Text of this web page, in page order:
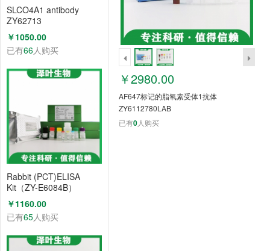
SLCO4A1 antibody
ZY62713
￥1050.00
已有66人购买
Rabbit (PCT)ELISA
Kit（ZY-E6084B）
￥1160.00
已有65人购买
￥2980.00
AF647标记的脂氧素受体1抗体
ZY6112780LAB
已有0人购买